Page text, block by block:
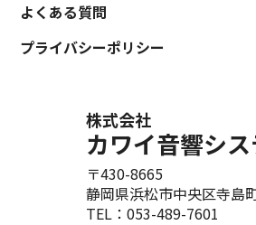
株式会社
カワイ音響シ
〒430-8665
静岡県浜松市中央区寺島
TEL：053-489-7601
よくある質問
プライバシーポリシー